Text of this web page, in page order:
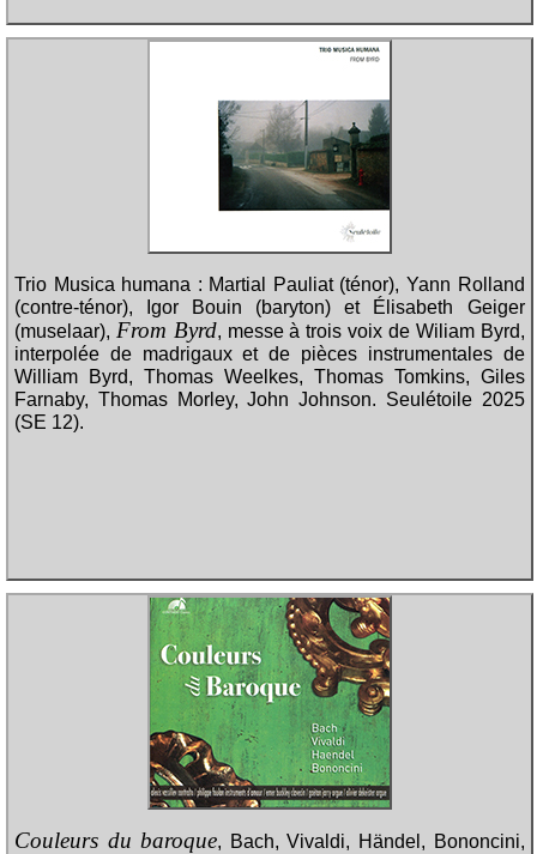
Trio Musica humana : Martial Pauliat (ténor), Yann Rolland
(contre-ténor), Igor Bouin (baryton) et Élisabeth Geiger
(muselaar), From Byrd, messe à trois voix de Wiliam Byrd,
interpolée de madrigaux et de pièces instrumentales de
William Byrd, Thomas Weelkes, Thomas Tomkins, Giles
Farnaby, Thomas Morley, John Johnson. Seulétoile 2025
(SE 12).
Couleurs du baroque, Bach, Vivaldi, Händel, Bononcini,